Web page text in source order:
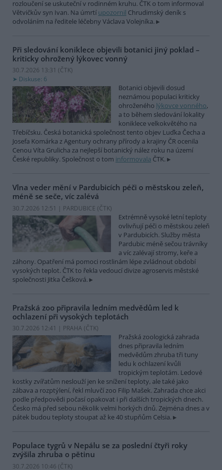
rozloučení se uskuteční v rodinném kruhu. ČTK o tom informoval
Větvičkův syn Ivan. Na úmrtí upozornil Chrudimský deník s
odvoláním na ředitele léčebny Václava Volejníka.
Při sledování koniklece objevili botanici jiný poklad –
kriticky ohrožený lýkovec vonný
30.7.2026 13:31 (ČTK)
Diskuse: 6
Botanici objevili dosud
neznámou populaci kriticky
ohroženého lýkovce vonného,
a to během sledování lokality
koniklece velkokvětého na
Třebíčsku. Česká botanická společnost tento objev Luďka Čecha a
Josefa Komárka z Agentury ochrany přírody a krajiny ČR ocenila
Cenou Víta Grulicha za nejlepší botanický nález roku na území
České republiky. Společnost o tom informovala ČTK.
Vlna veder mění v Pardubicích péči o městskou zeleň,
méně se seče, víc zalévá
30.7.2026 12:51 | PARDUBICE (ČTK)
Extrémně vysoké letní teploty
ovlivňují péči o městskou zeleň
v Pardubicích. Služby města
Pardubic méně sečou trávníky
a víc zalévají stromy, keře a
záhony. Opatření má pomoci rostlinám lépe zvládnout období
vysokých teplot. ČTK to řekla vedoucí divize agroservis městské
společnosti Jitka Češková.
Pražská zoo připravila ledním medvědům led k
ochlazení při vysokých teplotách
30.7.2026 12:41 | PRAHA (ČTK)
Pražská zoologická zahrada
dnes připravila ledním
medvědům zhruba tři tuny
ledu k ochlazení kvůli
tropickým teplotám. Ledové
kostky zvířatům neslouží jen ke snížení teploty, ale také jako
zábava a rozptýlení, řekl mluvčí zoo Filip Mašek. Zahrada chce akci
podle předpovědi počasí opakovat i při dalších tropických dnech.
Česko má před sebou několik velmi horkých dnů. Zejména dnes a v
pátek budou teploty stoupat až ke 40 stupňům Celsia.
Populace tygrů v Nepálu se za poslední čtyři roky
zvýšila zhruba o pětinu
30.7.2026 10:46 (ČTK)